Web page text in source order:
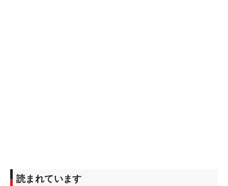
「まだ震災というものに対して悲しい気持ちです。
映像を見て、映画みたいな光景が広がっていたのを
読まれています